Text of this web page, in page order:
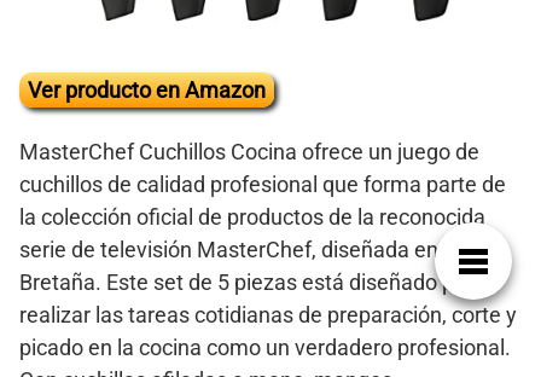
Ver producto en Amazon
MasterChef Cuchillos Cocina ofrece un juego de
cuchillos de calidad profesional que forma parte de
la colección oficial de productos de la reconocida
serie de televisión MasterChef, diseñada en Gran
Bretaña. Este set de 5 piezas está diseñado para
realizar las tareas cotidianas de preparación, corte y
picado en la cocina como un verdadero profesional.